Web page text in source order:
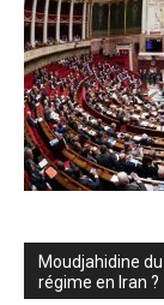
Moudjahidine
régime en Iran ?